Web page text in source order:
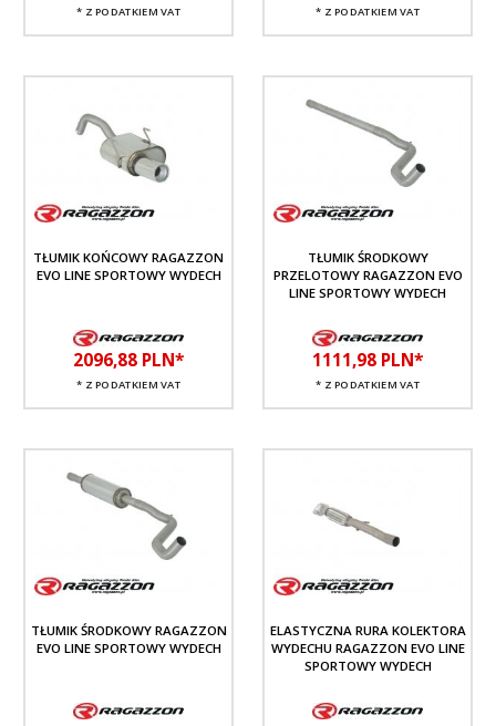
* Z PODATKIEM VAT * Z PODATKIEM VAT
TŁUMIK KOŃCOWY RAGAZZON
EVO LINE SPORTOWY WYDECH
2096,88 PLN*
* Z PODATKIEM VAT
TŁUMIK ŚRODKOWY
PRZELOTOWY RAGAZZON EVO
LINE SPORTOWY WYDECH
1111,98 PLN*
* Z PODATKIEM VAT
TŁUMIK ŚRODKOWY RAGAZZON
EVO LINE SPORTOWY WYDECH
ELASTYCZNA RURA KOLEKTORA
WYDECHU RAGAZZON EVO LINE
SPORTOWY WYDECH